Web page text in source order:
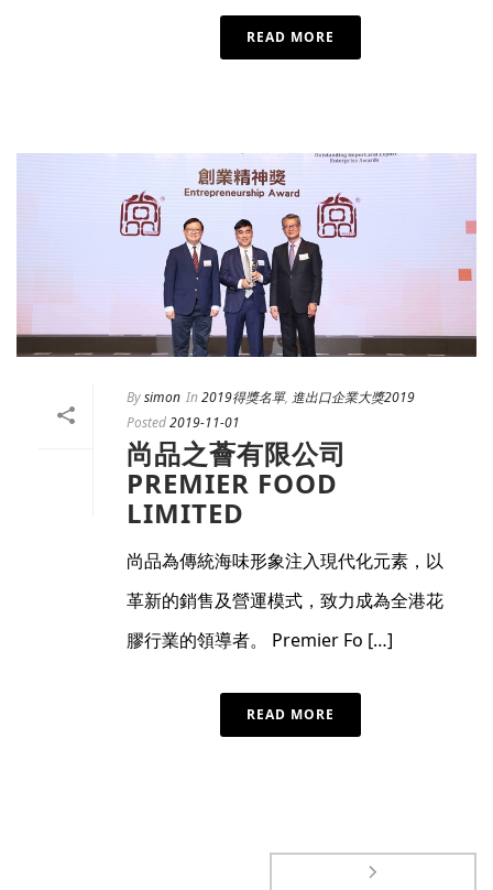
READ MORE
Bysimon In2019得獎名單, 進出口企業大獎2019
Posted2019-11-01
尚品之薈有限公司
PREMIER FOOD
LIMITED
尚品為傳統海味形象注入現代化元素，以
革新的銷售及營運模式，致力成為全港花
膠行業的領導者。 Premier Fo […]
READ MORE